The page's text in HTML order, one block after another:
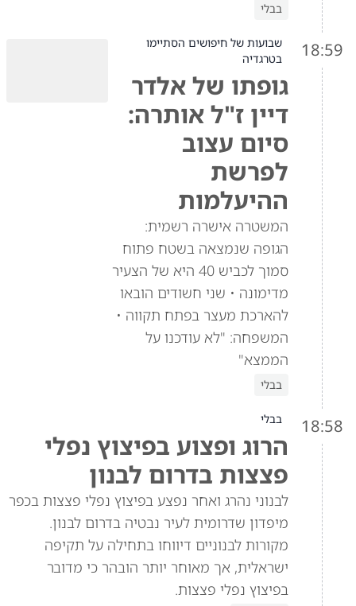
בבלי
18:59
שבועות של חיפושים הסתיימו
בטרגדיה
גופתו של אלדר
דיין ז"ל אותרה:
סיום עצוב
לפרשת
ההיעלמות
המשטרה אישרה רשמית:
הגופה שנמצאה בשטח פתוח
סמוך לכביש 40 היא של הצעיר
מדימונה • שני חשודים הובאו
להארכת מעצר בפתח תקווה •
המשפחה: "לא עודכנו על
הממצא"
בבלי
18:58 בבלי
הרוג ופצוע בפיצוץ נפלי
פצצות בדרום לבנון
לבנוני נהרג ואחר נפצע בפיצוץ נפלי פצצות בכפר
מיפדון שדרומית לעיר נבטיה בדרום לבנון.
מקורות לבנוניים דיווחו בתחילה על תקיפה
ישראלית, אך מאוחר יותר הובהר כי מדובר
בפיצוץ נפלי פצצות.